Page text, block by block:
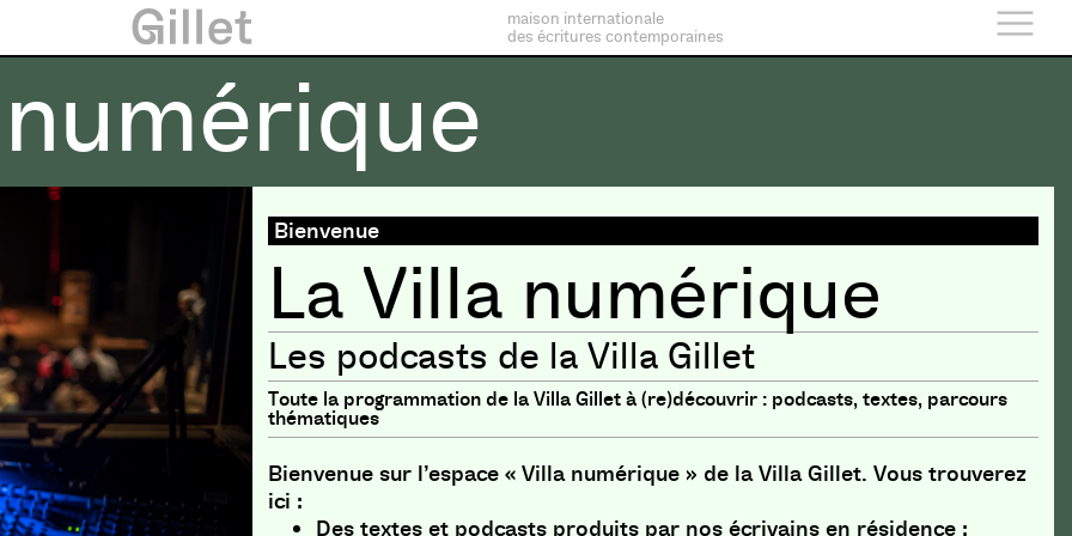
maison internationale
des écritures contemporaines
Bienvenue
La Villa numérique
Les podcasts de la Villa Gillet
Toute la programmation de la Villa Gillet à (re)découvrir : podcasts, textes, parcours
thématiques
Bienvenue sur l’espace « Villa numérique » de la Villa Gillet. Vous trouverez
ici :
Des textes et podcasts produits par nos écrivains en résidence :